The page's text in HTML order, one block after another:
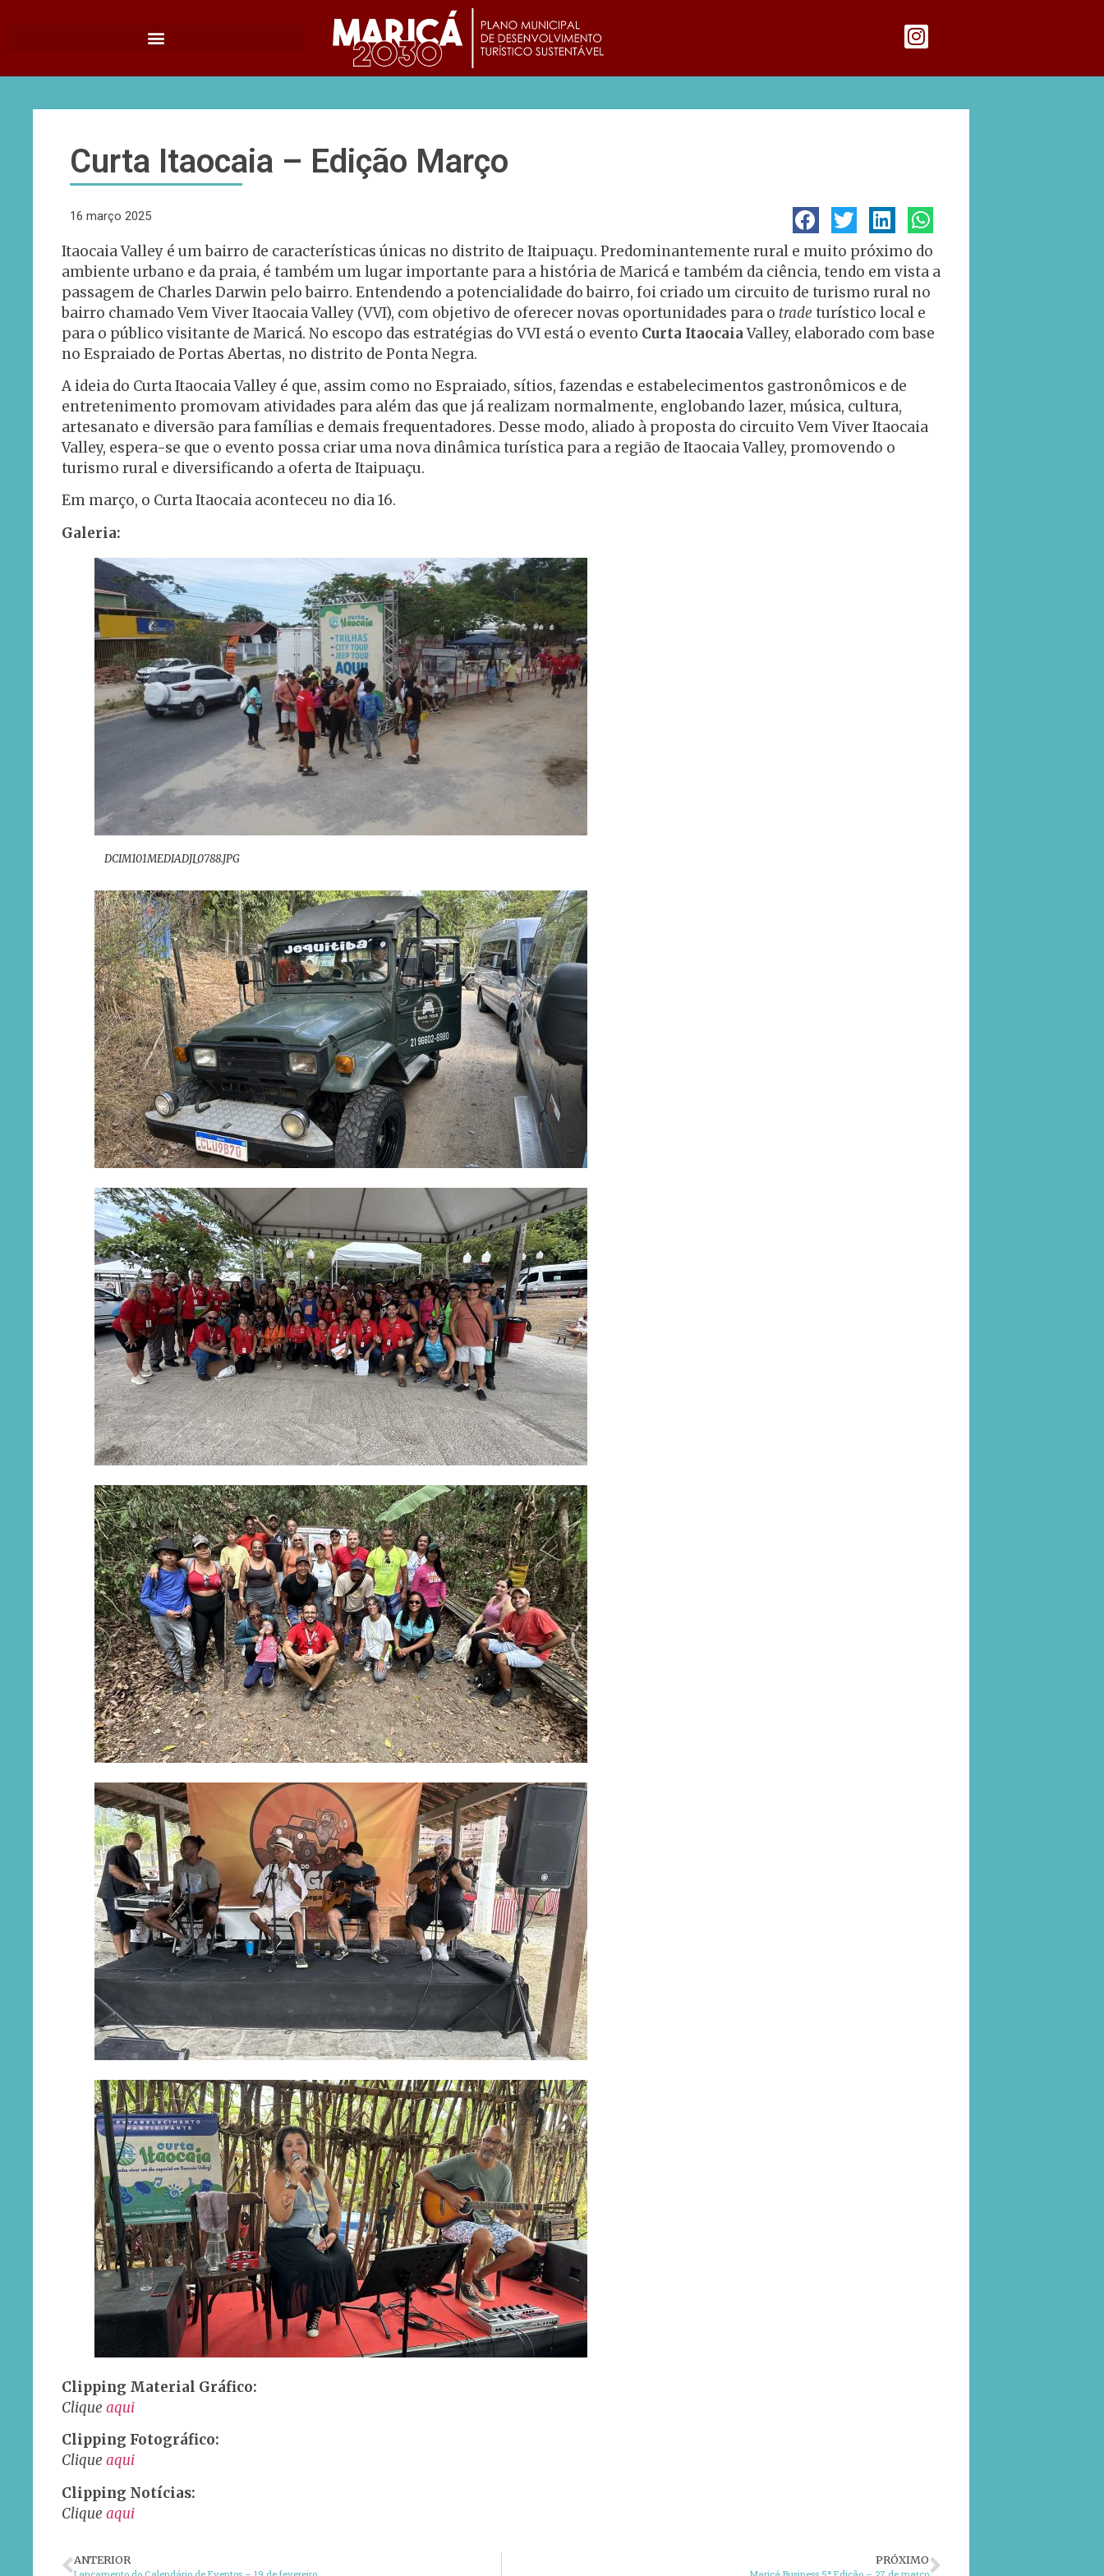
Curta Itaocaia – Edição Março
16 março 2025
Itaocaia Valley é um bairro de características únicas no distrito de Itaipuaçu. Predominantemente rural e muito próximo do
ambiente urbano e da praia, é também um lugar importante para a história de Maricá e também da ciência, tendo em vista a
passagem de Charles Darwin pelo bairro. Entendendo a potencialidade do bairro, foi criado um circuito de turismo rural no
bairro chamado Vem Viver Itaocaia Valley (VVI), com objetivo de oferecer novas oportunidades para o trade turístico local e
para o público visitante de Maricá. No escopo das estratégias do VVI está o evento Curta ItaocaiaValley, elaborado com base
no Espraiado de Portas Abertas, no distrito de Ponta Negra.
A ideia do Curta Itaocaia Valley é que, assim como no Espraiado, sítios, fazendas e estabelecimentos gastronômicos e de
entretenimento promovam atividades para além das que já realizam normalmente, englobando lazer, música, cultura,
artesanato e diversão para famílias e demais frequentadores. Desse modo, aliado à proposta do circuito Vem Viver Itaocaia
Valley, espera-se que o evento possa criar uma nova dinâmica turística para a região de Itaocaia Valley, promovendo o
turismo rural e diversificando a oferta de Itaipuaçu.
Em março, o Curta Itaocaia aconteceu no dia 16.
Galeria:
DCIM101MEDIADJI_0788.JPG
Clipping Material Gráfico:
Clique aqui
Clipping Fotográfico:
Clique aqui
Clipping Notícias:
Clique aqui
ANTERIOR PRÓXIMO